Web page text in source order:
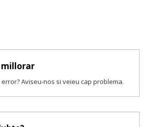
millorar
Aviseu-nos si veieu cap problema.